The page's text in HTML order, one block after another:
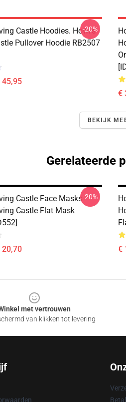
Castle Hoodies. Howl's
Pullover Hoodie RB2507
45,95
-20%
€
BEKIJK
Gerelateerde
Castle Face Masks -
Castle Flat Mask
20,70
-20%
€
met vertrouwen
van klikken tot levering